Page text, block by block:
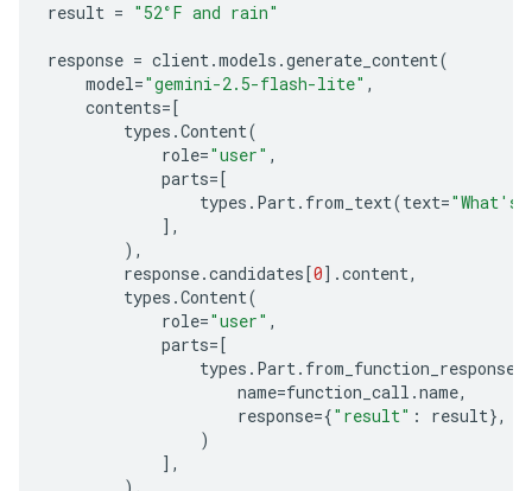
result = "52°F and rain"
response = client.models .generate_content(
model="gemini-2.5-flash-lite" ,
contents=[
types .Content(
role="user" ,
parts=[
types . Part. from_text(text="What's
],
),
response.candidates[0] .content,
types .Content(
role="user" ,
parts=[
types . Part. from_function_response
name=function_call .name,
response={"result" : result},
)
],